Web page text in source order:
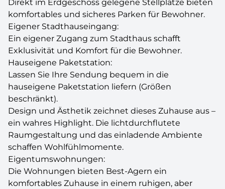
Direkt im Erdgeschoss gelegene Stellplätze bieten
komfortables und sicheres Parken für Bewohner.
Eigener Stadthauseingang:
Ein eigener Zugang zum Stadthaus schafft
Exklusivität und Komfort für die Bewohner.
Hauseigene Paketstation:
Lassen Sie Ihre Sendung bequem in die
hauseigene Paketstation liefern (Größen
beschränkt).
Design und Ästhetik zeichnet dieses Zuhause aus –
ein wahres Highlight. Die lichtdurchflutete
Raumgestaltung und das einladende Ambiente
schaffen Wohlfühlmomente.
Eigentumswohnungen:
Die Wohnungen bieten Best-Agern ein
komfortables Zuhause in einem ruhigen, aber